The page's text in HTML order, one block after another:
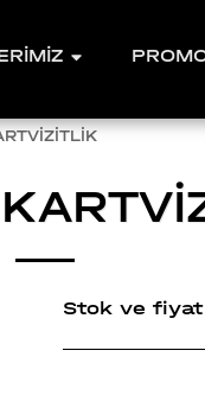
Stok ve fiyat